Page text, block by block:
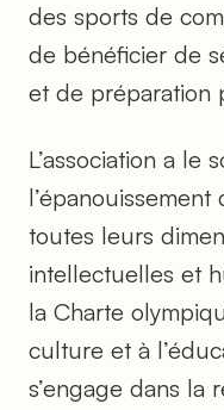
des sports de
de bénéficier de
et de préparation
L’association a le
toutes leurs
intellectuelles et
la Charte
culture et à
s’engage dans la